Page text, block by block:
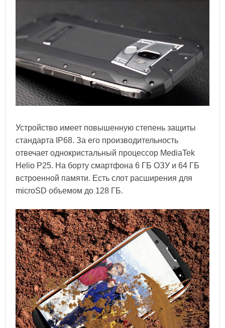
Устройство имеет повышенную степень защиты
стандарта IP68. За его производительность
отвечает однокристальный процессор MediaTek
Helio P25. На борту смартфона 6 ГБ ОЗУ и 64 ГБ
встроенной памяти. Есть слот расширения для
microSD объемом до 128 ГБ.